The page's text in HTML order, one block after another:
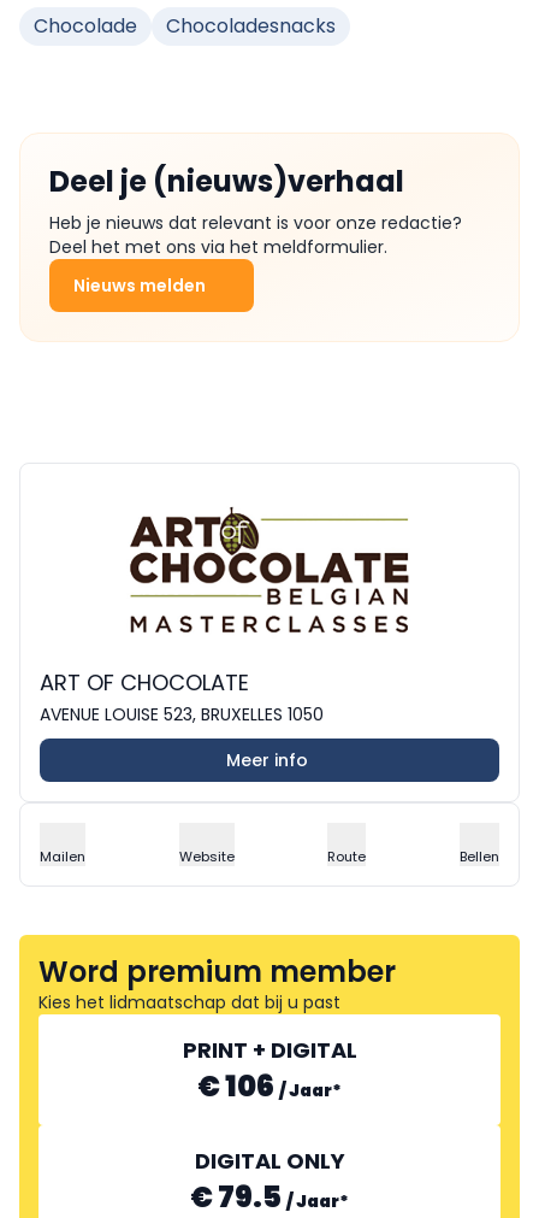
Chocolade
Chocoladesnacks
Deel je (nieuws)verhaal
Heb je nieuws dat relevant is voor onze redactie?
Deel het met ons via het meldformulier.
Nieuws melden
ART OF CHOCOLATE
AVENUE LOUISE 523, BRUXELLES 1050
Meer info
Mailen Website Route Bellen
Word premium member
Kies het lidmaatschap dat bij u past
PRINT + DIGITAL
€ 106 /Jaar*
DIGITAL ONLY
€ 79.5 /Jaar*